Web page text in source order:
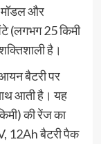
मॉडल और
(लगभग 25 किमी
है।
बैटरी पर
आती है। यह
की रेंज का
12Ah बैटरी पैक